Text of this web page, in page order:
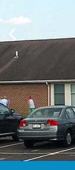
우리가 가서 이